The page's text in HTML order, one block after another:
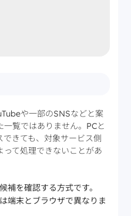
や一部のSNSなどと案
覧ではありません。PCと
きても、対象サービス側
て処理できないことがあ
補を確認する方式です。
端末とブラウザで異なりま